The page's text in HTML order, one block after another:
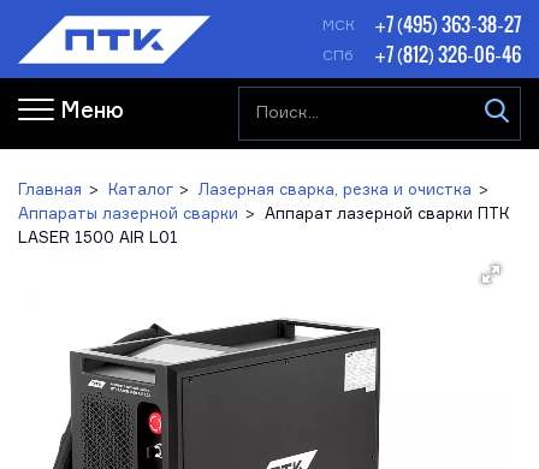
МСК +7 (495) 363-38-27
СПб +7 (812) 326-06-46
Меню
Главная Каталог
Лазерная сварка, резка и очистка
Аппараты лазерной сварки
Аппарат лазерной сварки ПТК
LASER 1500 AIR L01